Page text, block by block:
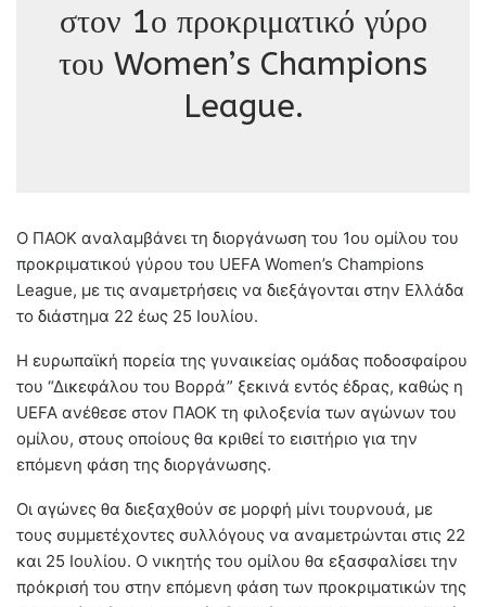
στον 1ο προκριματικό γύρο
του Women’s Champions
League.
Ο ΠΑΟΚ αναλαμβάνει τη διοργάνωση του 1ου ομίλου του
προκριματικού γύρου του UEFA Women’s Champions
League, με τις αναμετρήσεις να διεξάγονται στην Ελλάδα
το διάστημα 22 έως 25 Ιουλίου.
Η ευρωπαϊκή πορεία της γυναικείας ομάδας ποδοσφαίρου
του “Δικεφάλου του Βορρά” ξεκινά εντός έδρας, καθώς η
UEFA ανέθεσε στον ΠΑΟΚ τη φιλοξενία των αγώνων του
ομίλου, στους οποίους θα κριθεί το εισιτήριο για την
επόμενη φάση της διοργάνωσης.
Οι αγώνες θα διεξαχθούν σε μορφή μίνι τουρνουά, με
τους συμμετέχοντες συλλόγους να αναμετρώνται στις 22
και 25 Ιουλίου. Ο νικητής του ομίλου θα εξασφαλίσει την
πρόκρισή του στην επόμενη φάση των προκριματικών της